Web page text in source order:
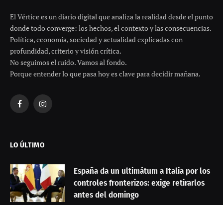
El Vértice es un diario digital que analiza la realidad desde el punto
donde todo converge: los hechos, el contexto y las consecuencias.
Política, economía, sociedad y actualidad explicadas con
profundidad, criterio y visión crítica.
No seguimos el ruido. Vamos al fondo.
Porque entender lo que pasa hoy es clave para decidir mañana.
FacebookInstagram
LO ÚLTIMO
España da un ultimátum a Italia por los
controles fronterizos: exige retirarlos
antes del domingo